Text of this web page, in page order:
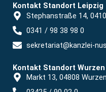
Kontakt Standort Leipzig
Stephanstraße 14,
0341 / 98 38 98 0
sekretariat@kanzlei-
Kontakt Standort Wurzen
Markt 13, 04808 Wurzen